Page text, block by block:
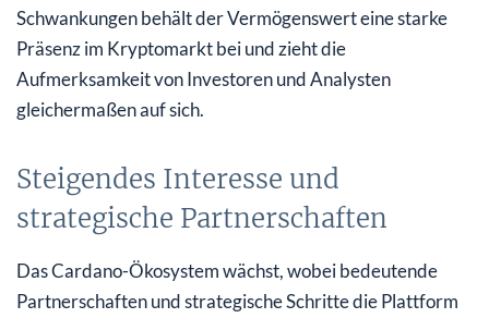
Schwankungen behält der Vermögenswert eine starke
Präsenz im Kryptomarkt bei und zieht die
Aufmerksamkeit von Investoren und Analysten
gleichermaßen auf sich.
Steigendes Interesse und
strategische Partnerschaften
Das Cardano-Ökosystem wächst, wobei bedeutende
Partnerschaften und strategische Schritte die Plattform